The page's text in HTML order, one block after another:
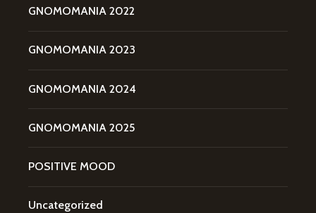
GNOMOMANIA 2022
GNOMOMANIA 2023
GNOMOMANIA 2024
GNOMOMANIA 2025
POSITIVE MOOD
Uncategorized